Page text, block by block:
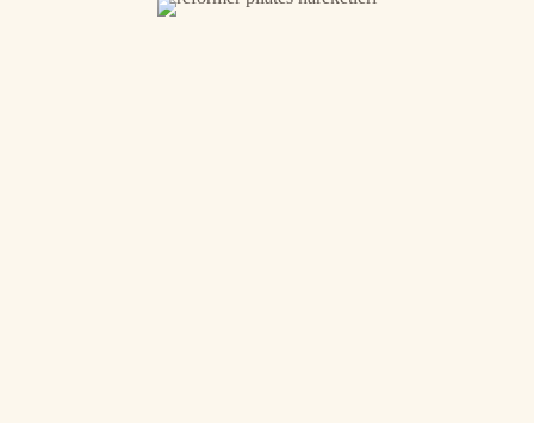
Etkili teknikleri hemen şimdi öğrenin.